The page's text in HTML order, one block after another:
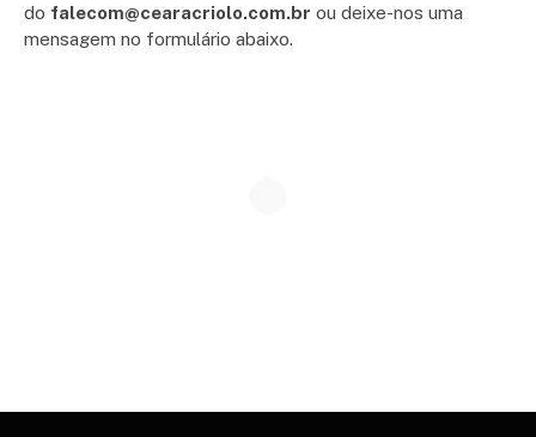
do falecom@cearacriolo.com.br ou deixe-nos uma
mensagem no formulário abaixo.